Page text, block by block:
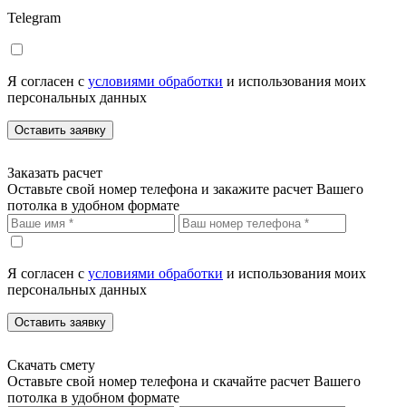
Telegram
Я согласен с условиями обработки и использования моих
персональных данных
Оставить заявку
Заказать расчет
Оставьте свой номер телефона и закажите расчет Вашего
потолка в удобном формате
Я согласен с условиями обработки и использования моих
персональных данных
Оставить заявку
Скачать смету
Оставьте свой номер телефона и скачайте расчет Вашего
потолка в удобном формате